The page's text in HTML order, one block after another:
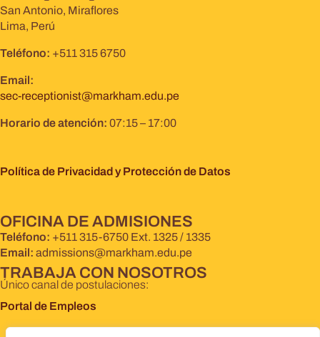
San Antonio, Miraflores
Lima, Perú
Teléfono: +511 315 6750
Email:
sec-receptionist@markham.edu.pe
Horario de atención: 07:15 – 17:00
Política de Privacidad y Protección de Datos
OFICINA DE ADMISIONES
Teléfono: +511 315-6750 Ext. 1325 / 1335
Email: admissions@markham.edu.pe
TRABAJA CON NOSOTROS
Único canal de postulaciones:
Portal de Empleos